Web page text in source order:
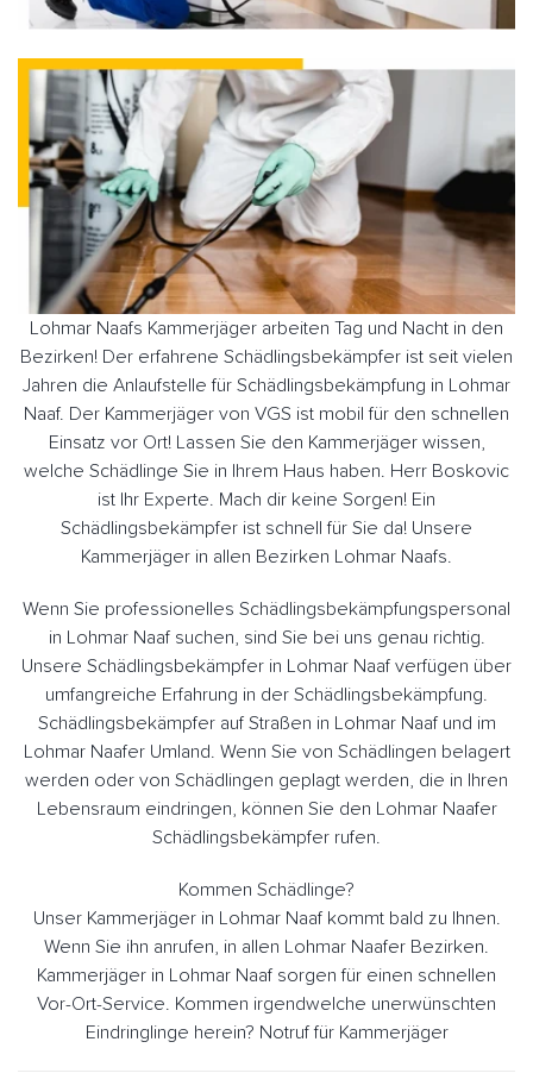
Lohmar Naafs Kammerjäger arbeiten Tag und Nacht in den
Bezirken! Der erfahrene Schädlingsbekämpfer ist seit vielen
Jahren die Anlaufstelle für Schädlingsbekämpfung in Lohmar
Naaf. Der Kammerjäger von VGS ist mobil für den schnellen
Einsatz vor Ort! Lassen Sie den Kammerjäger wissen,
welche Schädlinge Sie in Ihrem Haus haben. Herr Boskovic
ist Ihr Experte. Mach dir keine Sorgen! Ein
Schädlingsbekämpfer ist schnell für Sie da! Unsere
Kammerjäger in allen Bezirken Lohmar Naafs.
Wenn Sie professionelles Schädlingsbekämpfungspersonal
in Lohmar Naaf suchen, sind Sie bei uns genau richtig.
Unsere Schädlingsbekämpfer in Lohmar Naaf verfügen über
umfangreiche Erfahrung in der Schädlingsbekämpfung.
Schädlingsbekämpfer auf Straßen in Lohmar Naaf und im
Lohmar Naafer Umland. Wenn Sie von Schädlingen belagert
werden oder von Schädlingen geplagt werden, die in Ihren
Lebensraum eindringen, können Sie den Lohmar Naafer
Schädlingsbekämpfer rufen.
Kommen Schädlinge?
Unser Kammerjäger in Lohmar Naaf kommt bald zu Ihnen.
Wenn Sie ihn anrufen, in allen Lohmar Naafer Bezirken.
Kammerjäger in Lohmar Naaf sorgen für einen schnellen
Vor-Ort-Service. Kommen irgendwelche unerwünschten
Eindringlinge herein? Notruf für Kammerjäger